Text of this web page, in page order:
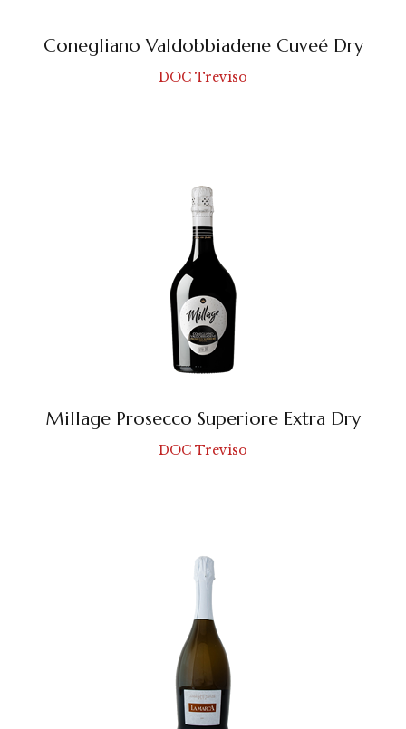
Conegliano Valdobbiadene Cuveé Dry
DOC Treviso
Millage Prosecco Superiore Extra Dry
DOC Treviso